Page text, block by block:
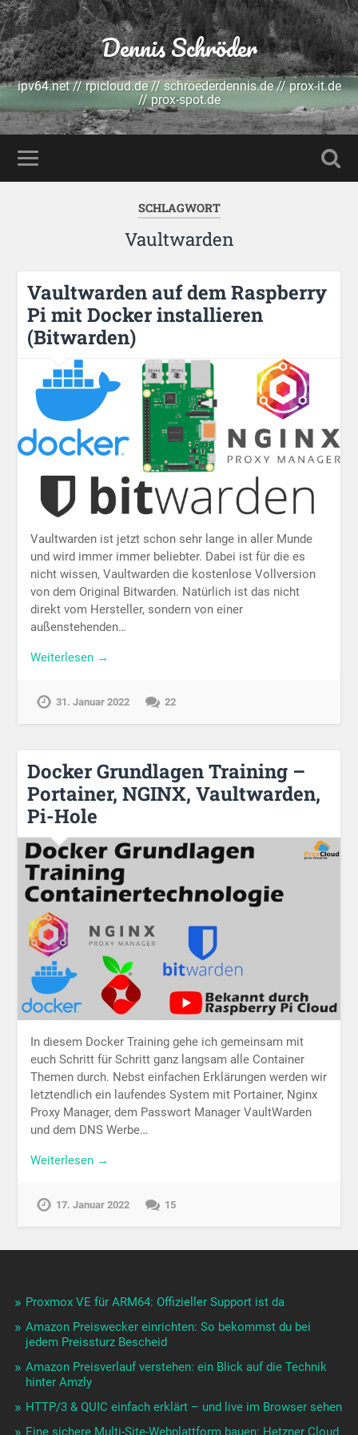
Dennis Schröder
ipv64.net // rpicloud.de // schroederdennis.de // prox-it.de
// prox-spot.de
SCHLAGWORT
Vaultwarden
Vaultwarden auf dem Raspberry
Pi mit Docker installieren
(Bitwarden)
Vaultwarden ist jetzt schon sehr lange in aller Munde
und wird immer immer beliebter. Dabei ist für die es
nicht wissen, Vaultwarden die kostenlose Vollversion
von dem Original Bitwarden. Natürlich ist das nicht
direkt vom Hersteller, sondern von einer
außenstehenden…
Weiterlesen →
31. Januar 2022 22
Docker Grundlagen Training –
Portainer, NGINX, Vaultwarden,
Pi-Hole
In diesem Docker Training gehe ich gemeinsam mit
euch Schritt für Schritt ganz langsam alle Container
Themen durch. Nebst einfachen Erklärungen werden wir
letztendlich ein laufendes System mit Portainer, Nginx
Proxy Manager, dem Passwort Manager VaultWarden
und dem DNS Werbe…
Weiterlesen →
17. Januar 2022 15
Proxmox VE für ARM64: Offizieller Support ist da
Amazon Preiswecker einrichten: So bekommst du bei
jedem Preissturz Bescheid
Amazon Preisverlauf verstehen: ein Blick auf die Technik
hinter Amzly
HTTP/3 & QUIC einfach erklärt – und live im Browser sehen
Eine sichere Multi-Site-Webplattform bauen: Hetzner Cloud